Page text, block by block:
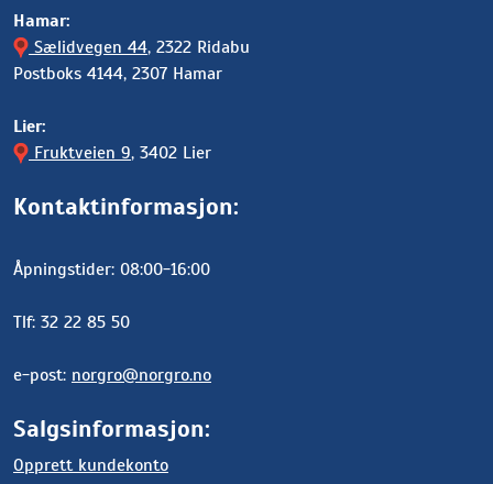
Hamar:
Sælidvegen 44, 2322 Ridabu
Postboks 4144, 2307 Hamar
Lier:
Fruktveien 9, 3402 Lier
Kontaktinformasjon:
Åpningstider: 08:00-16:00
Tlf: 32 22 85 50
e-post: norgro@norgro.no
Salgsinformasjon:
Opprett kundekonto